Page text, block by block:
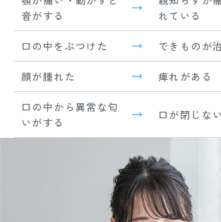
音がする
れている
口の中をぶつけた できものが
顔が腫れた 痺れがある
口の中から異常な匂
いがする
口が閉じない